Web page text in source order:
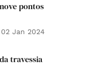
pontos
02 Jan 2024
travessia